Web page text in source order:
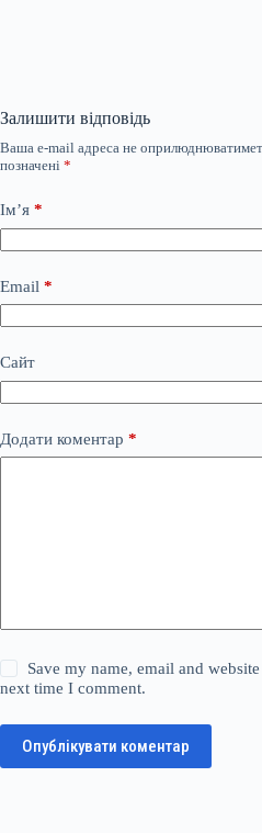
Залишити відповідь
Ваша e-mail адреса не
позначені *
Ім’я *
Email *
Сайт
Додати коментар *
Save my name, email and
next time I comment.
Опублікувати коментар